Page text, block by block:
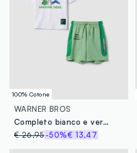
100% Cotone
WARNER BROS
Completo bianco e verde in puro cotone con t-shirt e shorts per bambino over fit
€ 26,95-50%€ 13,47